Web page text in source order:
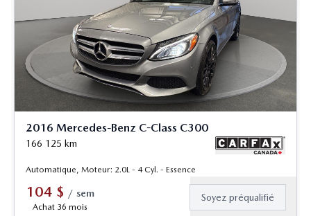
2016 Mercedes-Benz C-Class C300
166 125 km
Automatique, Moteur: 2.0L - 4 Cyl. - Essence
104 $ / sem
Achat 36 mois
Soyez préqualifié